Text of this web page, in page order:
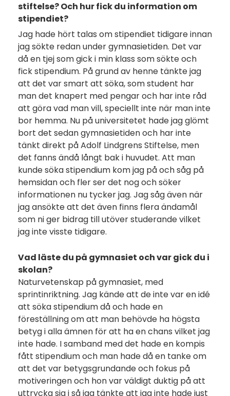
stiftelse? Och hur fick du information om
stipendiet?
Jag hade hört talas om stipendiet tidigare innan
jag sökte redan under gymnasietiden. Det var
då en tjej som gick i min klass som sökte och
fick stipendium. På grund av henne tänkte jag
att det var smart att söka, som student har
man det knapert med pengar och har inte råd
att göra vad man vill, speciellt inte när man inte
bor hemma. Nu på universitetet hade jag glömt
bort det sedan gymnasietiden och har inte
tänkt direkt på Adolf Lindgrens Stiftelse, men
det fanns ändå långt bak i huvudet. Att man
kunde söka stipendium kom jag på och såg på
hemsidan och fler ser det nog och söker
informationen nu tycker jag. Jag såg även när
jag ansökte att det även finns flera ändamål
som ni ger bidrag till utöver studerande vilket
jag inte visste tidigare.
Vad läste du på gymnasiet och var gick du i
skolan?
Naturvetenskap på gymnasiet, med
sprintinriktning. Jag kände att de inte var en idé
att söka stipendium då och hade en
föreställning om att man behövde ha högsta
betyg i alla ämnen för att ha en chans vilket jag
inte hade. I samband med det hade en kompis
fått stipendium och man hade då en tanke om
att det var betygsgrundande och fokus på
motiveringen och hon var väldigt duktig på att
uttrycka sig i så jag tänkte att jag inte hade just